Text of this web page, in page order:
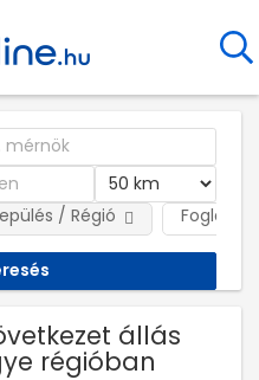
/ Régió
állás
régióban